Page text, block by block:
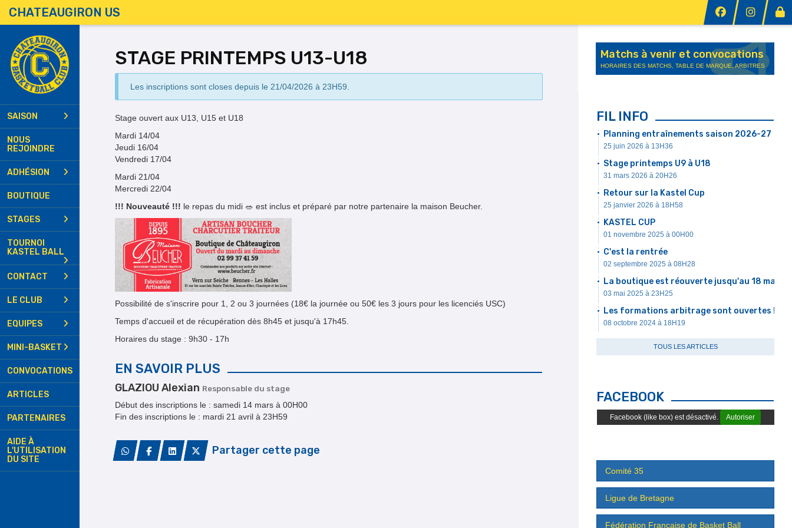
CHATEAUGIRON US
SAISON
NOUS
REJOINDRE
ADHÉSION
BOUTIQUE
STAGES
TOURNOI
KASTEL BALL
CONTACT
LE CLUB
EQUIPES
MINI-BASKET
CONVOCATIONS
ARTICLES
PARTENAIRES
AIDE À
L'UTILISATION
DU SITE
STAGE PRINTEMPS U13-U18
Les inscriptions sont closes depuis le 21/04/2026 à 23H59.
Stage ouvert aux U13, U15 et U18
Mardi 14/04
Jeudi 16/04
Vendredi 17/04
Mardi 21/04
Mercredi 22/04
!!! Nouveauté !!! le repas du midi 🥗 est inclus et préparé par notre partenaire la maison Beucher.
Possibilité de s'inscrire pour 1, 2 ou 3 journées (18€ la journée ou 50€ les 3 jours pour les licenciés USC)
Temps d'accueil et de récupération dès 8h45 et jusqu'à 17h45.
Horaires du stage : 9h30 - 17h
EN SAVOIR PLUS
GLAZIOU Alexian Responsable du stage
Début des inscriptions le : samedi 14 mars à 00H00
Fin des inscriptions le : mardi 21 avril à 23H59
Partager cette page
Matchs à venir et convocations
HORAIRES DES MATCHS, TABLE DE MARQUE, ARBITRES
FIL INFO
Planning entraînements saison 2026-27
25 juin 2026 à 13H36
Stage printemps U9 à U18
31 mars 2026 à 20H26
Retour sur la Kastel Cup
25 janvier 2026 à 18H58
KASTEL CUP
01 novembre 2025 à 00H00
C'est la rentrée
02 septembre 2025 à 08H28
La boutique est réouverte jusqu'au 18 mai
03 mai 2025 à 23H25
Les formations arbitrage sont ouvertes !
08 octobre 2024 à 18H19
TOUS LES ARTICLES
FACEBOOK
Facebook (like box) est désactivé. Autoriser
Comité 35
Ligue de Bretagne
Fédération Française de Basket Ball
Panneau de gestion des cookies